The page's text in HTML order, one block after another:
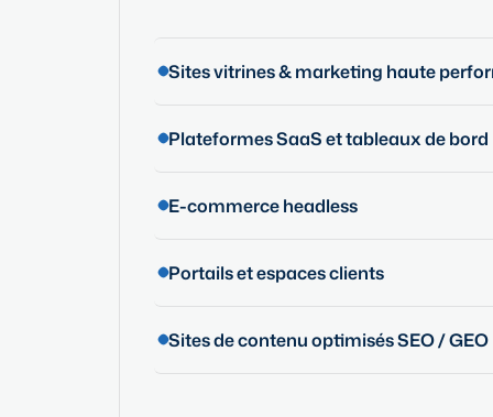
Sites vitrines & marketing haute
Plateformes SaaS et tableaux de bord
E-commerce headless
Portails et espaces clients
Sites de contenu optimisés SEO / GEO